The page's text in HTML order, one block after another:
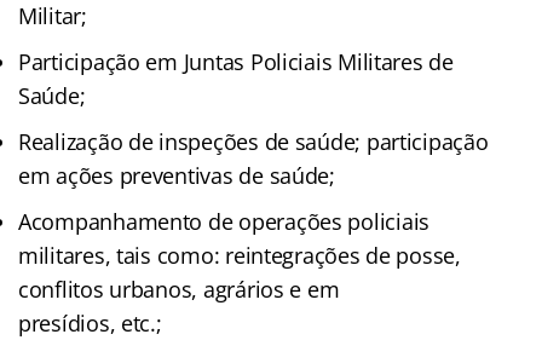
Militar;
Participação em Juntas Policiais Militares de
Saúde;
Realização de inspeções de saúde; participação
em ações preventivas de saúde;
Acompanhamento de operações policiais
militares, tais como: reintegrações de posse,
conflitos urbanos, agrários e em
presídios, etc.;